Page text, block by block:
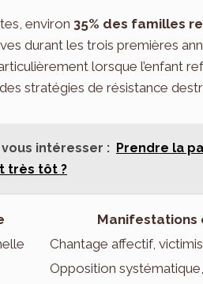
environ 35% des familles
durant les trois premières
lorsque l’enfant
stratégies de résistance
intéresser : Prendre la
très tôt ?
Manifestations
Chantage affectif,
Opposition